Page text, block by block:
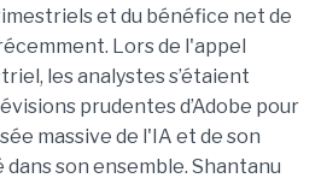
et du bénéfice net de
Lors de l'appel
les analystes s’étaient
prudentes d’Adobe pour
massive de l'IA et de son
son ensemble. Shantanu